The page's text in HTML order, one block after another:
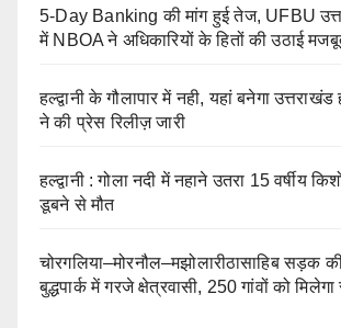
5-Day Banking की मांग हुई तेज, UFBU
में NBOA ने अधिकारियों के हितों की उठाई
हल्द्वानी के गौलापार में नही, यहां बनेगा उत्तराखंड
ने की प्रेस रिलीज़ जारी
हल्द्वानी : गोला नदी में नहाने उतरा 15 वर्षीय
डूबने से मौत
चोरगलिया–मोरनौल–मझोलारीठासाहिब सड़क
बुद्धपार्क में गरजे क्षेत्रवासी, 250 गांवों को